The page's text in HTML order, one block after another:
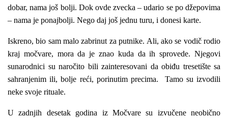
dobar, nama još bolji. Dok ovde zvecka – udario se po džepovima
– nama je ponajbolji. Nego daj još jednu turu, i donesi karte.
Iskreno, bio sam malo zabrinut za putnike. Ali, ako se vodič rodio
kraj močvare, mora da je znao kuda da ih sprovede. Njegovi
sunarodnici su naročito bili zainteresovani da obiđu tresetište sa
sahranjenim ili, bolje reći, porinutim precima. Tamo su izvodili
neke svoje rituale.
U zadnjih desetak godina iz Močvare su izvučene neobično